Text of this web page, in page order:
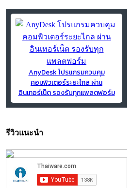
AnyDesk โปรแกรมควบคุม
คอมพิวเตอร์ระยะไกล ผ่าน
อินเทอร์เน็ต รองรับทุกแพลตฟอร์ม
รีวิวแนะนำ